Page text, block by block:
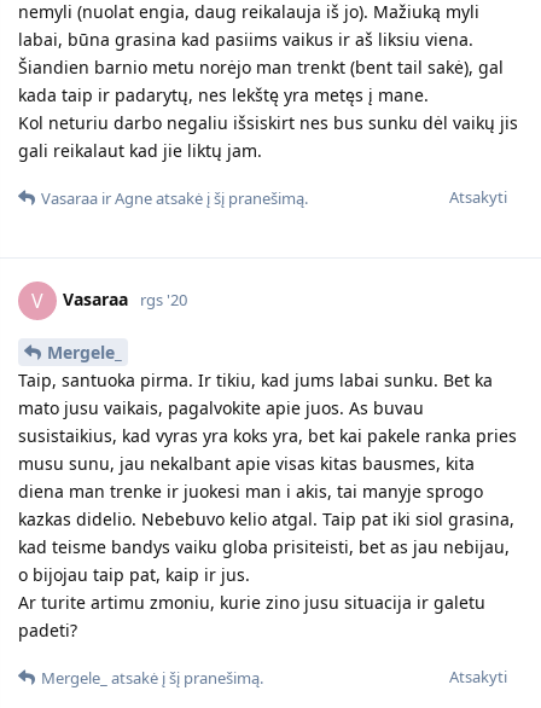
nemyli (nuolat engia, daug reikalauja iš jo). Mažiuką myli
labai, būna grasina kad pasiims vaikus ir aš liksiu viena.
Šiandien barnio metu norėjo man trenkt (bent tail sakė), gal
kada taip ir padarytų, nes lekštę yra metęs į mane.
Kol neturiu darbo negaliu išsiskirt nes bus sunku dėl vaikų jis
gali reikalaut kad jie liktų jam.
Atsakyti
Vasaraa irAgneatsakė į šį pranešimą.
V Vasaraa rgs '20
Mergele_
Taip, santuoka pirma. Ir tikiu, kad jums labai sunku. Bet ka
mato jusu vaikais, pagalvokite apie juos. As buvau
susistaikius, kad vyras yra koks yra, bet kai pakele ranka pries
musu sunu, jau nekalbant apie visas kitas bausmes, kita
diena man trenke ir juokesi man i akis, tai manyje sprogo
kazkas didelio. Nebebuvo kelio atgal. Taip pat iki siol grasina,
kad teisme bandys vaiku globa prisiteisti, bet as jau nebijau,
o bijojau taip pat, kaip ir jus.
Ar turite artimu zmoniu, kurie zino jusu situacija ir galetu
padeti?
Atsakyti
Mergele_ atsakė į šį pranešimą.